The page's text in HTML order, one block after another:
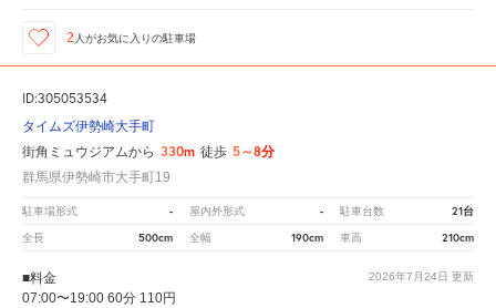
2 人がお気に入りの駐車場
ID:305053534
タイムズ伊勢崎大手町
街角ミュウジアムから 330m 徒歩 5～8分
群馬県伊勢崎市大手町19
駐車場形式 - 屋内外形式 - 駐車台数 21台
全長 500cm 全幅 190cm 車高 210cm
2026年7月24日 更新
■料金
07:00〜19:00 60分 110円